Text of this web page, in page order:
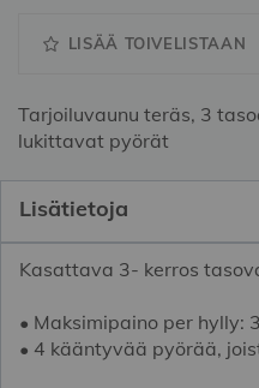
LISÄÄ TOIVELISTAAN
Tarjoiluvaunu teräs, 3
lukittavat pyörät
Lisätietoja
Kasattava 3- kerros
• Maksimipaino per hylly:
• 4 kääntyvää pyörää,